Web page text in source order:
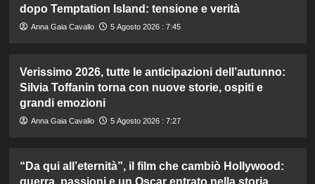
dopo Temptation Island: tensione e verità
Anna Gaia Cavallo 5 Agosto 2026 : 7:45
Verissimo 2026, tutte le anticipazioni dell’autunno:
Silvia Toffanin torna con nuove storie, ospiti e
grandi emozioni
Anna Gaia Cavallo 5 Agosto 2026 : 7:27
“Da qui all’eternità”, il film che cambiò Hollywood:
guerra, passioni e un Oscar entrato nella storia